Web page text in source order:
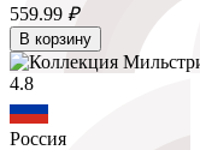
559.99 ₽
В корзину
4.8
Россия